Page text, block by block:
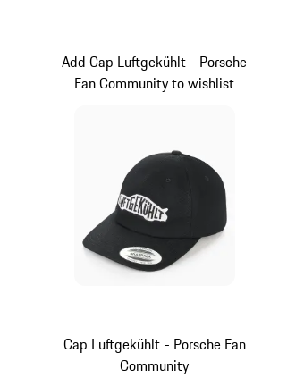
Cap Luftgekühlt - Porsche Fan
Community
Add Cap Luftgekühlt - Porsche
Fan Community to wishlist